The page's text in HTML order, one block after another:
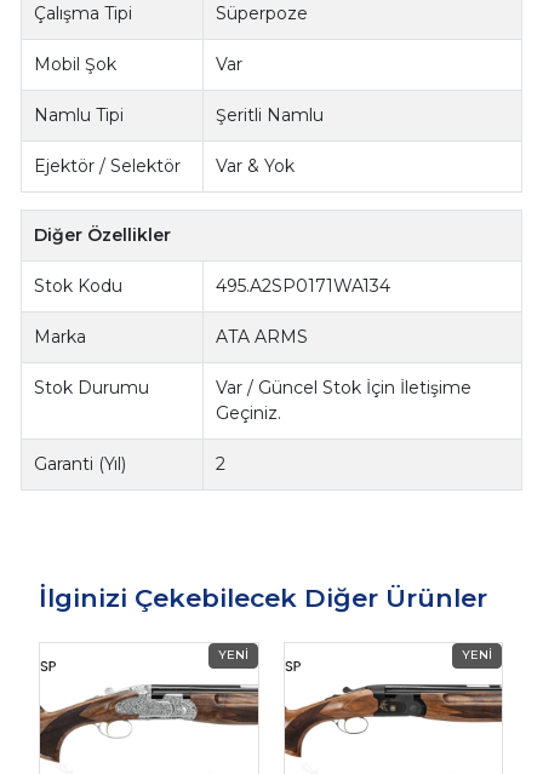
Çalışma Tipi Süperpoze
Mobil Şok Var
Namlu Tipi Şeritli Namlu
Ejektör / Selektör Var & Yok
Diğer Özellikler
Stok Kodu 495.A2SP0171WA134
Marka ATA ARMS
Stok Durumu
Var / Güncel Stok İçin İletişime
Geçiniz.
Garanti (Yıl) 2
İlginizi Çekebilecek Diğer Ürünler